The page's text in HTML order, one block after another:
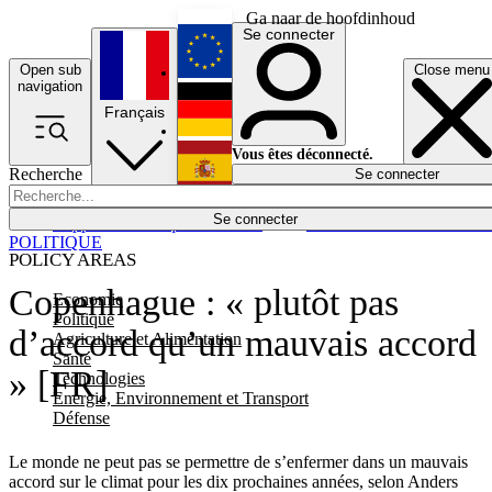
Ga naar de hoofdinhoud
Open sub
navigation
Close menu
Recherche
Se connecter
POLICY AREAS
Economie
Politique
Agriculture et Alimentation
Santé
Technologies
Energie, Environnement et Transport
Défense
Économie
Français
English
Deutsch
Español
Se connecter
Vous êtes déconnecté.
Se connecter
Copenhague : « plutôt pas
d’accord qu’un mauvais accord
» [FR]
Le monde ne peut pas se permettre de s’enfermer dans un mauvais
accord sur le climat pour les dix prochaines années, selon Anders
POLITIQUE